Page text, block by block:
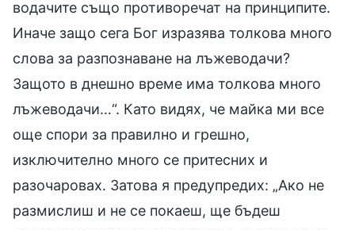
водачите също противоречат на принципите.
Иначе защо сега Бог изразява толкова много
слова за разпознаване на лъжеводачи?
Защото в днешно време има толкова много
лъжеводачи…“. Като видях, че майка ми все
още спори за правилно и грешно,
изключително много се притесних и
разочаровах. Затова я предупредих: „Ако не
размислиш и не се покаеш, ще бъдеш